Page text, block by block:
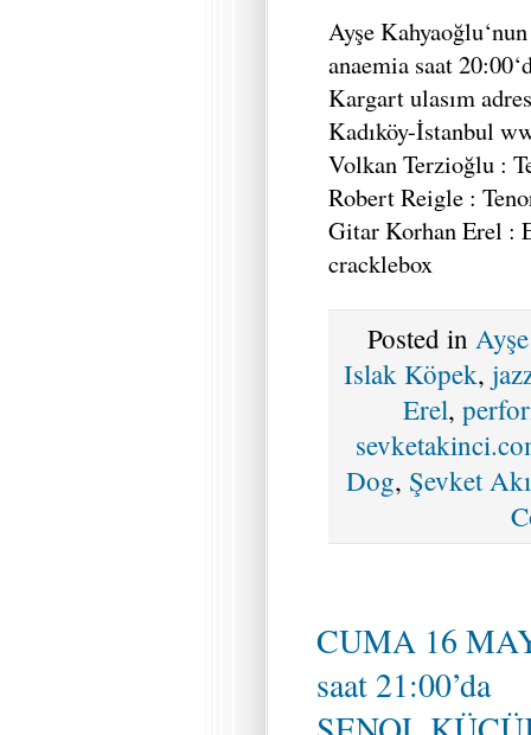
Ayşe
anaemia saat
Kargart ulasım
Kadıköy-İstanbul
Volkan Terzioğlu :
Robert Reigle :
Gitar Korhan Erel :
cracklebox
Posted in
Islak Köpek,
Erel,
Dog, Şevket
CUMA 16
saat 21:00’da